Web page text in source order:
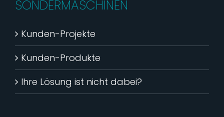
SONDERMASCHINEN
Kunden-Projekte
Kunden-Produkte
Ihre Lösung ist nicht dabei?